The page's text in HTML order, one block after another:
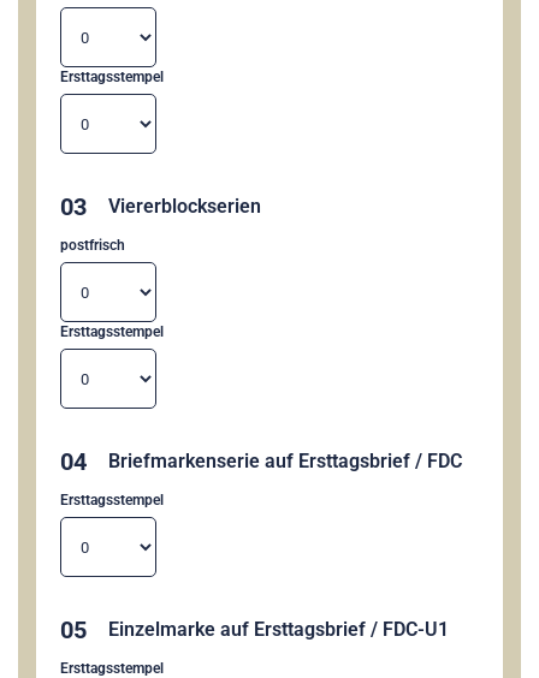
Ersttagsstempel
03 Viererblockserien
postfrisch
Ersttagsstempel
04 Briefmarkenserie auf Ersttagsbrief / FDC
Ersttagsstempel
05 Einzelmarke auf Ersttagsbrief / FDC-U1
Ersttagsstempel